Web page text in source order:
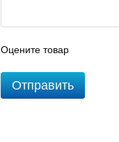
Оцените товар
Отправить